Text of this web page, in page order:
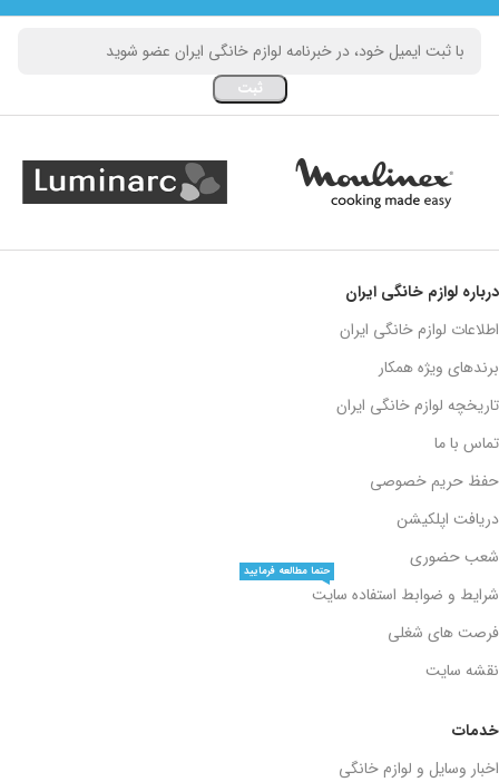
خدمات
اخبار وسایل و لوازم خانگی
درباره لوازم خانگی ایران
اطلاعات لوازم خانگی ایران
برندهای ویژه همکار
تاریخچه لوازم خانگی ایران
تماس با ما
حفظ حریم خصوصی
دریافت اپلکیشن
شعب حضوری
شرایط و ضوابط استفاده سایت
حتما مطالعه فرمایید
فرصت های شغلی
نقشه سایت